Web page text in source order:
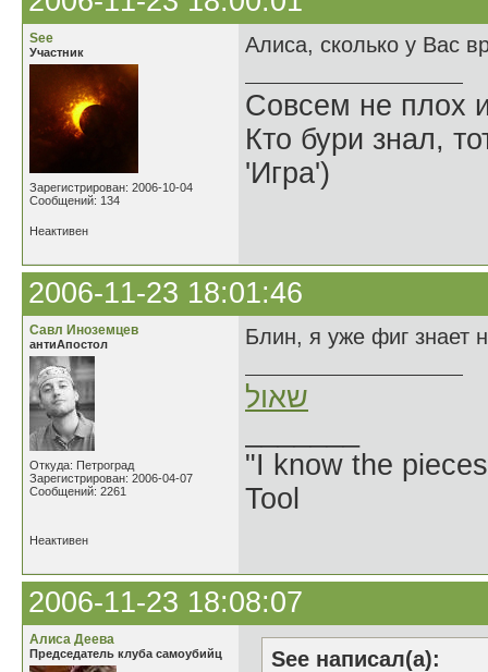
See
Участник
Зарегистрирован: 2006-10-04
Сообщений: 134
Алиса, сколько у Вас
Совсем не плох
Кто бури знал,
'Игра')
Неактивен
2006-11-23 18:01:46
Савл Иноземцев
антиАпостол
Откуда: Петроград
Зарегистрирован: 2006-04-07
Сообщений: 2261
Блин, я уже фиг знает
שאול
"I know the
Tool
Неактивен
2006-11-23 18:08:07
Алиса Деева
Председатель клуба самоубийц
See написал(а):